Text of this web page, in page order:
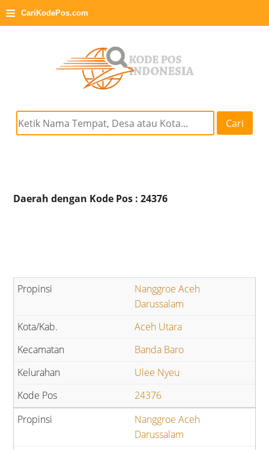
≡ CariKodePos.com
Cari
Daerah dengan Kode Pos : 24376
Nanggroe Aceh
Darussalam
Aceh Utara
Banda Baro
Ulee Nyeu
24376
Nanggroe Aceh
Darussalam